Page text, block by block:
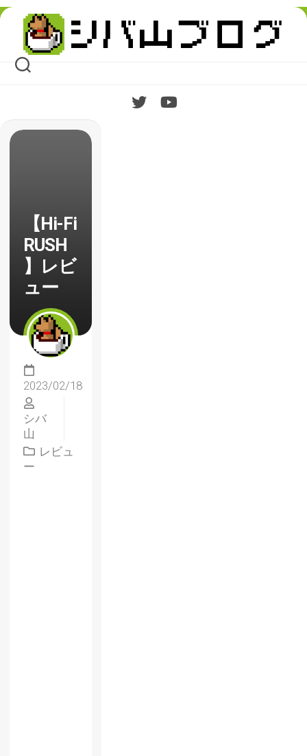
Skip
content
【Hi-Fi
RUSH
】レビ
ュー
2023/02/18
シバ
山
レビュ
ー